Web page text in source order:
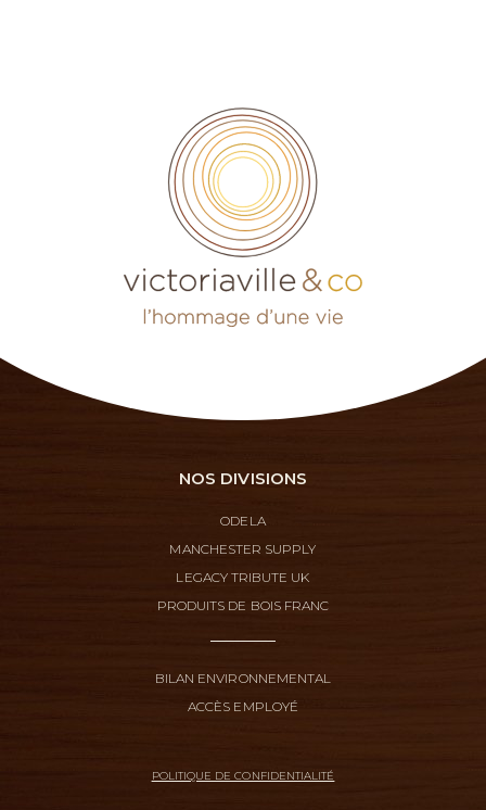
NOS DIVISIONS
ODELA
MANCHESTER SUPPLY
LEGACY TRIBUTE UK
PRODUITS DE BOIS FRANC
BILAN ENVIRONNEMENTAL
ACCÈS EMPLOYÉ
POLITIQUE DE CONFIDENTIALITÉ